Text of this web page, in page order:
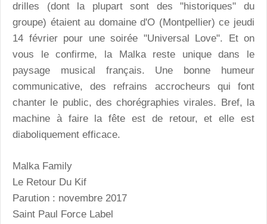
drilles (dont la plupart sont des "historiques" du
groupe) étaient au domaine d'O (Montpellier) ce jeudi
14 février pour une soirée "Universal Love". Et on
vous le confirme, la Malka reste unique dans le
paysage musical français. Une bonne humeur
communicative, des refrains accrocheurs qui font
chanter le public, des chorégraphies virales. Bref, la
machine à faire la fête est de retour, et elle est
diaboliquement efficace.
Malka Family
Le Retour Du Kif
Parution : novembre 2017
Saint Paul Force Label